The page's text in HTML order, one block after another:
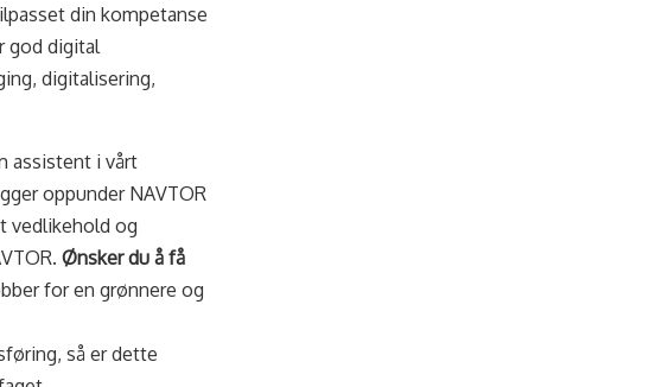
din kompetanse
god digital
digitalisering,
assistent i vårt
oppunder NAVTOR
vedlikehold og
Ønsker du å få
for en grønnere og
så er dette